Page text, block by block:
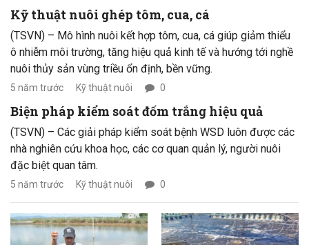
Kỹ thuật nuôi ghép tôm, cua, cá
(TSVN) – Mô hình nuôi kết hợp tôm, cua, cá giúp giảm thiểu
ô nhiễm môi trường, tăng hiệu quả kinh tế và hướng tới nghề
nuôi thủy sản vùng triều ổn định, bền vững.
5 năm trước Kỹ thuật nuôi 0
Biện pháp kiểm soát đốm trắng hiệu quả
(TSVN) – Các giải pháp kiểm soát bệnh WSD luôn được các
nhà nghiên cứu khoa học, các cơ quan quản lý, người nuôi
đặc biệt quan tâm.
5 năm trước Kỹ thuật nuôi 0